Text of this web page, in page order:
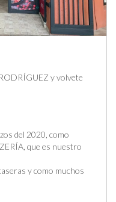
y volvete
del 2020, como
que es nuestro
y como muchos